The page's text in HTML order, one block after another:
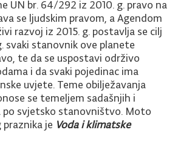
UN br. 64/292 iz 2010. g. pravo na
se ljudskim pravom, a Agendom
razvoj iz 2015. g. postavlja se cilj
svaki stanovnik ove planete
te da se uspostavi održivo
i da svaki pojedinac ima
uvjete. Teme obilježavanja
se temeljem sadašnjih i
po svjetsko stanovništvo. Moto
je Voda i klimatske